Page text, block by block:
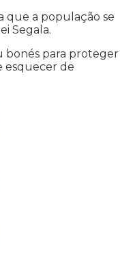
que a população se
Segala.
bonés para proteger
esquecer de